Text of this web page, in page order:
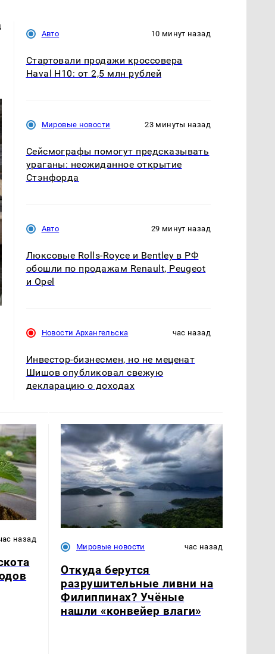
Авто 10 минут назад
Стартовали продажи кроссовера
Haval H10: от 2,5 млн рублей
Мировые новости 23 минуты назад
Сейсмографы помогут предсказывать
ураганы: неожиданное открытие
Стэнфорда
Авто 29 минут назад
Люксовые Rolls-Royce и Bentley в РФ
обошли по продажам Renault, Peugeot
и Opel
Новости Архангельска час назад
Инвестор-бизнесмен, но не меценат
Шишов опубликовал свежую
декларацию о доходах
назад
Мировые новости час назад
Откуда берутся
разрушительные ливни на
Филиппинах? Учёные
нашли «конвейер влаги»